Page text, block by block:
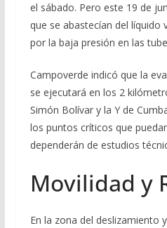
el sábado. Pero este 19 de
que se abastecían del líquido
por la baja presión en las
Campoverde indicó que la
se ejecutará en los 2
Simón Bolívar y la Y de
los puntos críticos que
dependerán de estudios
Movilidad y
En la zona del deslizamiento